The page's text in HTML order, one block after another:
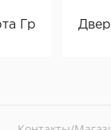
Грация